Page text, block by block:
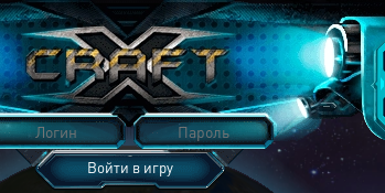
Войти в игру